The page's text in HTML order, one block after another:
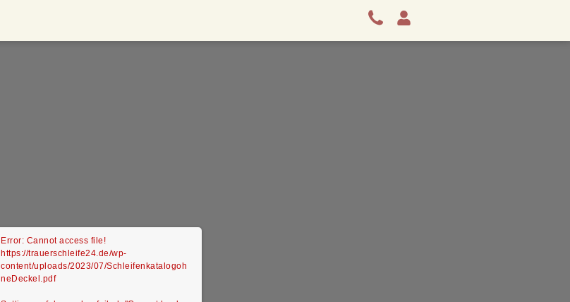
Error: Cannot access file!
https://trauerschleife24.de/wp-
content/uploads/2023/07/Schleifenkatalogoh
neDeckel.pdf